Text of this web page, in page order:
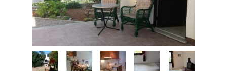
Treffen Sie Kroatien
museen